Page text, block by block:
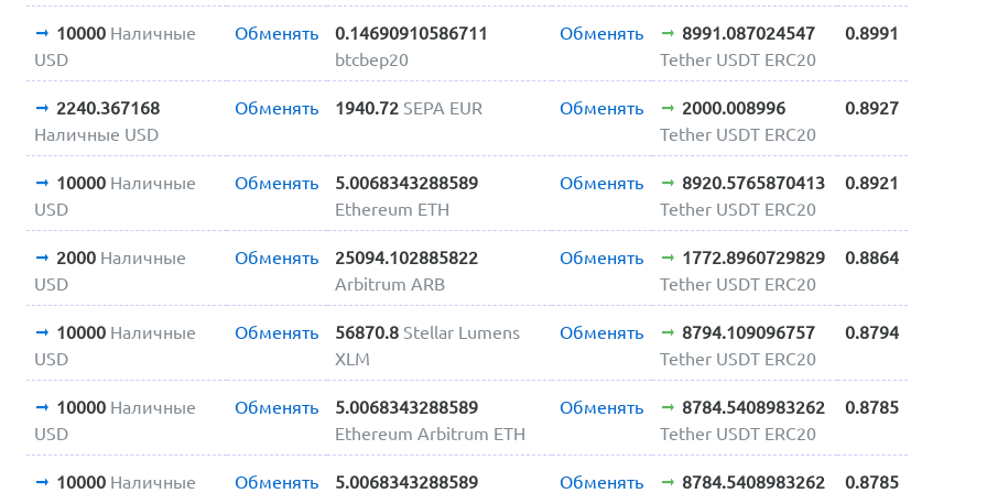
10000 Наличные
USD
Обменять
0.14690910586711
btcbep20
Обменять
8991.087024547
Tether USDT ERC20
0.8991
2240.367168
Наличные USD
Обменять 1940.72 SEPA EUR Обменять
2000.008996
Tether USDT ERC20
0.8927
10000 Наличные
USD
Обменять
5.0068343288589
Ethereum ETH
Обменять
8920.5765870413
Tether USDT ERC20
0.8921
2000 Наличные
USD
Обменять
25094.102885822
Arbitrum ARB
Обменять
1772.8960729829
Tether USDT ERC20
0.8864
10000 Наличные
USD
Обменять 56870.8 Stellar Lumens
XLM
Обменять
8794.109096757
Tether USDT ERC20
0.8794
10000 Наличные
USD
Обменять
5.0068343288589
Ethereum Arbitrum ETH
Обменять
8784.5408983262
Tether USDT ERC20
0.8785
10000 Наличные Обменять 5.0068343288589 Обменять 8784.5408983262 0.8785